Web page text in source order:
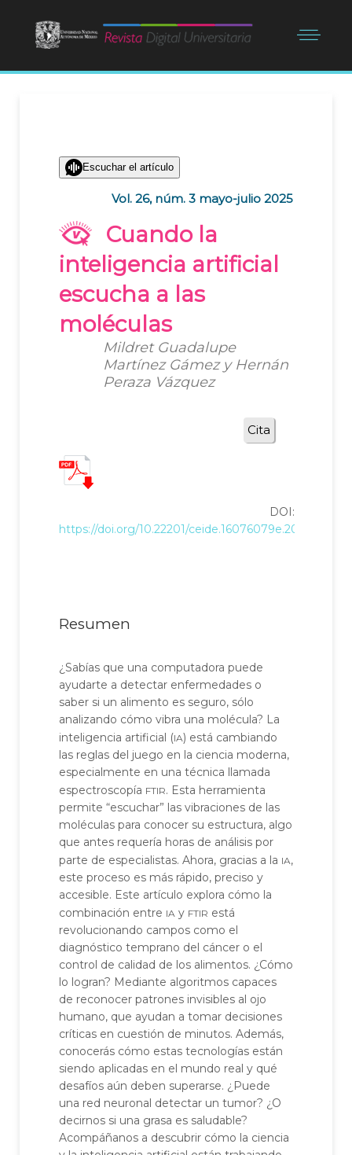
Escuchar el artículo
Vol. 26, núm. 3 mayo-julio 2025
Cuando la
inteligencia artificial
escucha a las
moléculas
Mildret Guadalupe
Martínez Gámez y Hernán
Peraza Vázquez
Cita
DOI:
https://doi.org/10.22201/ceide.16076079e.2025.26.3.3
Resumen
¿Sabías que una computadora puede
ayudarte a detectar enfermedades o
saber si un alimento es seguro, sólo
analizando cómo vibra una molécula? La
inteligencia artificial (ia) está cambiando
las reglas del juego en la ciencia moderna,
especialmente en una técnica llamada
espectroscopía ftir. Esta herramienta
permite “escuchar” las vibraciones de las
moléculas para conocer su estructura, algo
que antes requería horas de análisis por
parte de especialistas. Ahora, gracias a la ia,
este proceso es más rápido, preciso y
accesible. Este artículo explora cómo la
combinación entre ia y ftir está
revolucionando campos como el
diagnóstico temprano del cáncer o el
control de calidad de los alimentos. ¿Cómo
lo logran? Mediante algoritmos capaces
de reconocer patrones invisibles al ojo
humano, que ayudan a tomar decisiones
críticas en cuestión de minutos. Además,
conocerás cómo estas tecnologías están
siendo aplicadas en el mundo real y qué
desafíos aún deben superarse. ¿Puede
una red neuronal detectar un tumor? ¿O
decirnos si una grasa es saludable?
Acompáñanos a descubrir cómo la ciencia